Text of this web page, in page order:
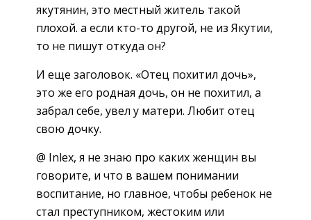
якутянин, это местный житель такой
плохой. а если кто-то другой, не из Якутии,
то не пишут откуда он?
И еще заголовок. «Отец похитил дочь»,
это же его родная дочь, он не похитил, а
забрал себе, увел у матери. Любит отец
свою дочку.
@ Inlex, я не знаю про каких женщин вы
говорите, и что в вашем понимании
воспитание, но главное, чтобы ребенок не
стал преступником, жестоким или